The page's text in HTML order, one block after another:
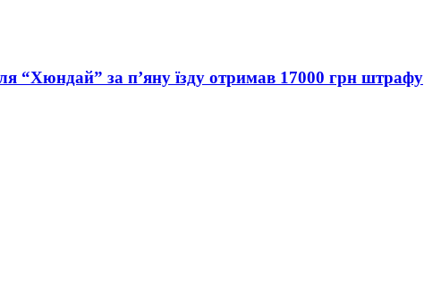
“Хюндай” за п’яну їзду отримав 17000 грн штрафу